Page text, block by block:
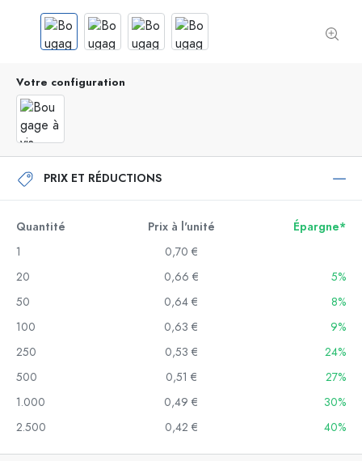
Votre configuration
PRIX ET RÉDUCTIONS
Quantité Prix à l'unité
Épargne*
1
0,70 €
20
0,66 €
5%
50
0,64 €
8%
100
0,63 €
9%
250
0,53 €
24%
500
0,51 €
27%
1.000
0,49 €
30%
2.500
0,42 € 40%